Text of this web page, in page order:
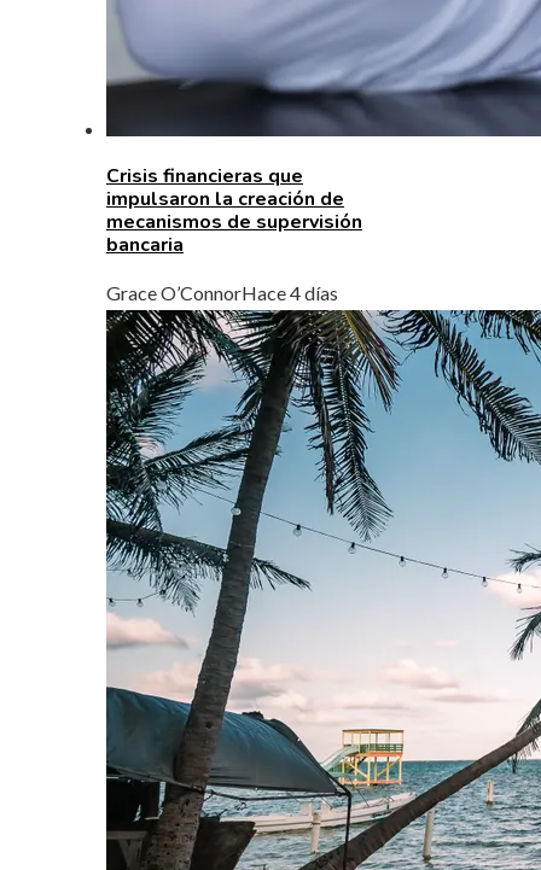
Crisis financieras que
impulsaron la creación de
mecanismos de supervisión
bancaria
Grace O’ConnorHace 4 días